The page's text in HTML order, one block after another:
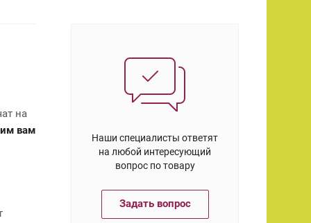
на
вам
Наши специалисты ответят
на любой интересующий
вопрос по товару
Задать вопрос